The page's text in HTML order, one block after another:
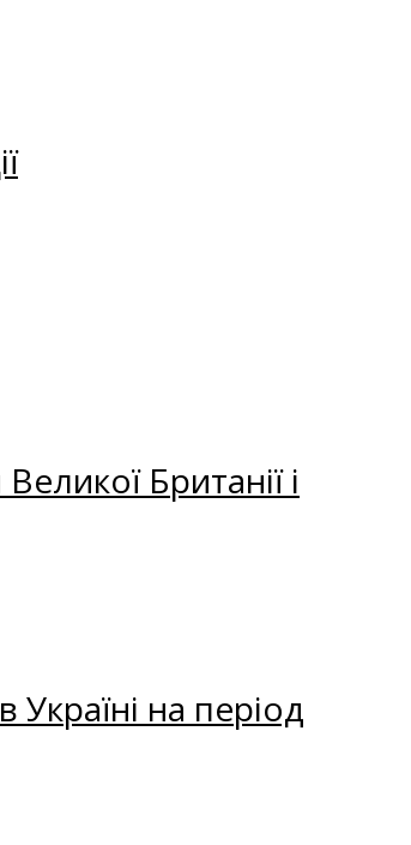
Британії і
Україні на період